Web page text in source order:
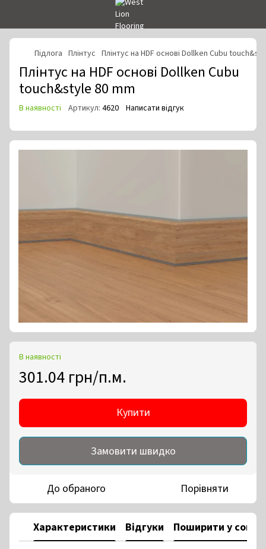
Підлога Плінтус Плінтус на HDF основі Dollken Cubu
Плінтус на HDF основі Dollken Cubu
touch&style 80 mm
В наявності Артикул: 4620 Написати відгук
В наявності
301.04 грн/п.м.
Купити
Замовити швидко
До обраного Порівняти
Характеристики Відгуки Поширити у